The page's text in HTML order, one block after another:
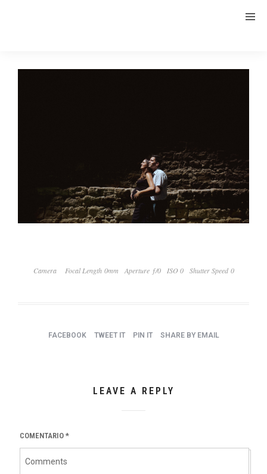
Camera Focal Length 0mm Aperture ƒ/0 ISO 0 Shutter Speed 0
FACEBOOK TWEET IT PIN IT SHARE BY EMAIL
LEAVE A REPLY
COMENTARIO *